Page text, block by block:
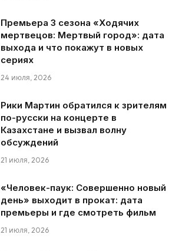
Премьера 3 сезона «Ходячих
мертвецов: Мертвый город»: дата
выхода и что покажут в новых
сериях
24 июля, 2026
Рики Мартин обратился к зрителям
по-русски на концерте в
Казахстане и вызвал волну
обсуждений
21 июля, 2026
«Человек-паук: Совершенно новый
день» выходит в прокат: дата
премьеры и где смотреть фильм
21 июля, 2026